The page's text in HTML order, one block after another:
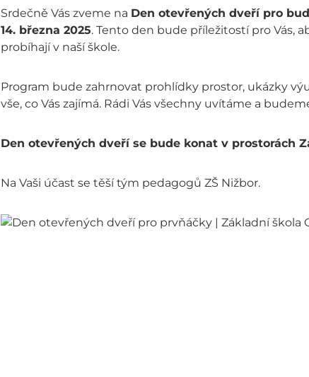
Srdečně Vás zveme na Den otevřených dveří pro
14. března 2025. Tento den bude příležitostí pro Vás,
probíhají v naší škole.
Program bude zahrnovat prohlídky prostor, ukázky
vše, co Vás zajímá. Rádi Vás všechny uvítáme a
Den otevřených dveří se bude konat v prostorách
Na Vaši účast se těší tým pedagogů ZŠ Nižbor.